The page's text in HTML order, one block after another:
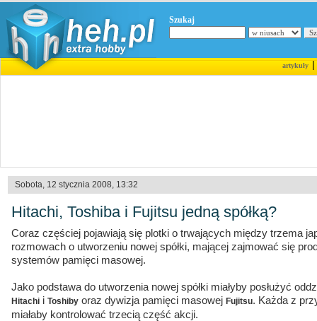
Szukaj
artykuły|
Sobota, 12 stycznia 2008, 13:32
Hitachi, Toshiba i Fujitsu jedną spółką?
Coraz częściej pojawiają się plotki o trwających między trzema
rozmowach o utworzeniu nowej spółki, mającej zajmować się
systemów pamięci masowej.
Jako podstawa do utworzenia nowej spółki miałyby posłużyć
Hitachi i Toshiby oraz dywizja pamięci masowej Fujitsu. Każda z
miałaby kontrolować trzecią część akcji.